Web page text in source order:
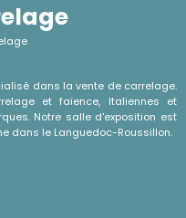
dans la vente de carrelage.
et faïence, Italiennes et
Notre salle d'exposition est
dans le Languedoc-Roussillon.